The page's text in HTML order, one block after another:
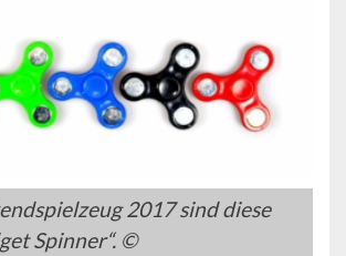
2017 sind diese
Spinner“. ©